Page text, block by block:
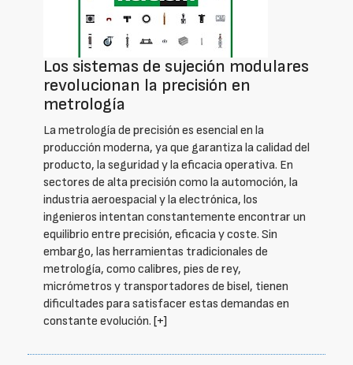
Los sistemas de sujeción modulares
revolucionan la precisión en
metrología
La metrología de precisión es esencial en la
producción moderna, ya que garantiza la calidad del
producto, la seguridad y la eficacia operativa. En
sectores de alta precisión como la automoción, la
industria aeroespacial y la electrónica, los
ingenieros intentan constantemente encontrar un
equilibrio entre precisión, eficacia y coste. Sin
embargo, las herramientas tradicionales de
metrología, como calibres, pies de rey,
micrómetros y transportadores de bisel, tienen
dificultades para satisfacer estas demandas en
constante evolución. [+]